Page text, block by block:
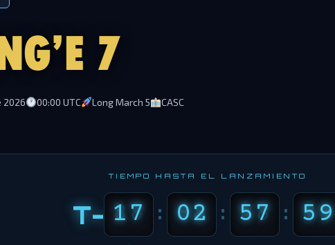
7
2026 00:00 UTC Long March 5 CASC
TIEMPO HASTA EL LANZAMIENTO
T- 88
17 : 88
02 : 88
57 : 88
59